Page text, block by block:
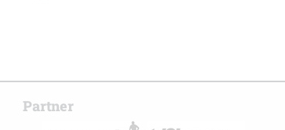
Partner